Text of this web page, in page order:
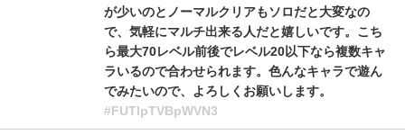
が少いのとノーマルクリアもソロだと大変なの
で、気軽にマルチ出来る人だと嬉しいです。こち
ら最大70レベル前後でレベル20以下なら複数キャ
ラいるので合わせられます。色んなキャラで遊ん
でみたいので、よろしくお願いします。
#FUTlpTVBpWVN3